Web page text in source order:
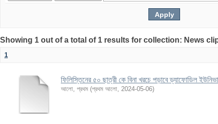
Showing 1 out of a total of 1 results for collection: News
1
ফিলিস্তিনের ৫০ ছাত্রী কে বিনা খরচে পড়াবে ড্যাফোডিল
আলো, প্রথম (প্রথম আলো, 2024-05-06)